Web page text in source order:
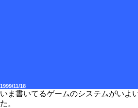
1999/11/18
いま書いてるゲームのシステムがいよ
た。